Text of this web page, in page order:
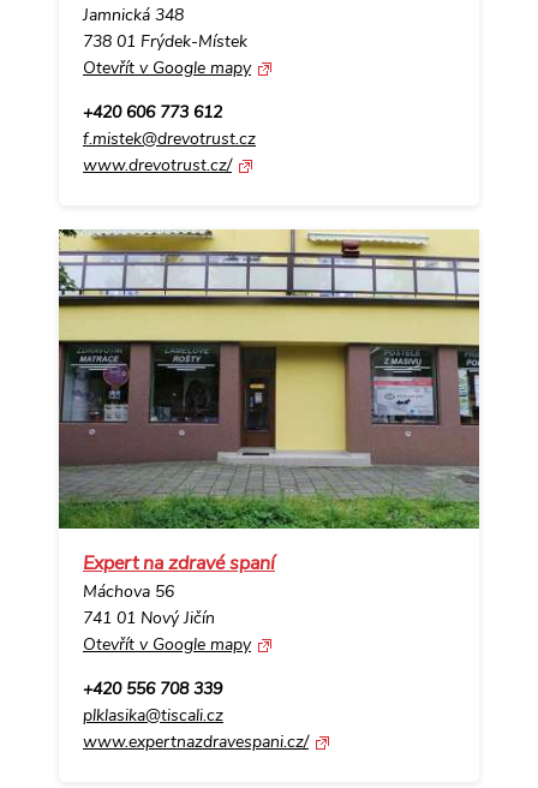
Jamnická 348
738 01 Frýdek-Místek
Otevřít v Google mapy
+420 606 773 612
f.mistek@drevotrust.cz
www.drevotrust.cz/
Expert na zdravé spaní
Máchova 56
741 01 Nový Jičín
Otevřít v Google mapy
+420 556 708 339
plklasika@tiscali.cz
www.expertnazdravespani.cz/